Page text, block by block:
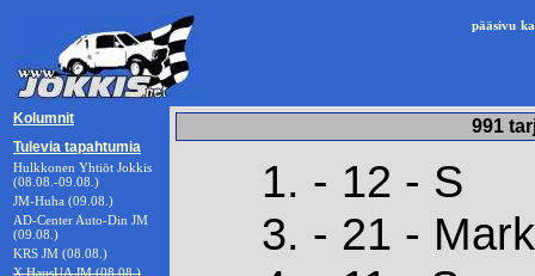
pääsivu
Kolumnit
Tulevia tapahtumia
Hulkkonen Yhtiöt Jokkis
(08.08.-09.08.)
JM-Huha (09.08.)
AD-Center Auto-Din JM
(09.08.)
KRS JM (08.08.)
X HausUA JM (08.08.)
991
1. - 12 - S
3. - 21 -